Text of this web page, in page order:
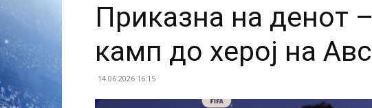
Приказна на денот
камп до херој на
14.06.2026 16:15